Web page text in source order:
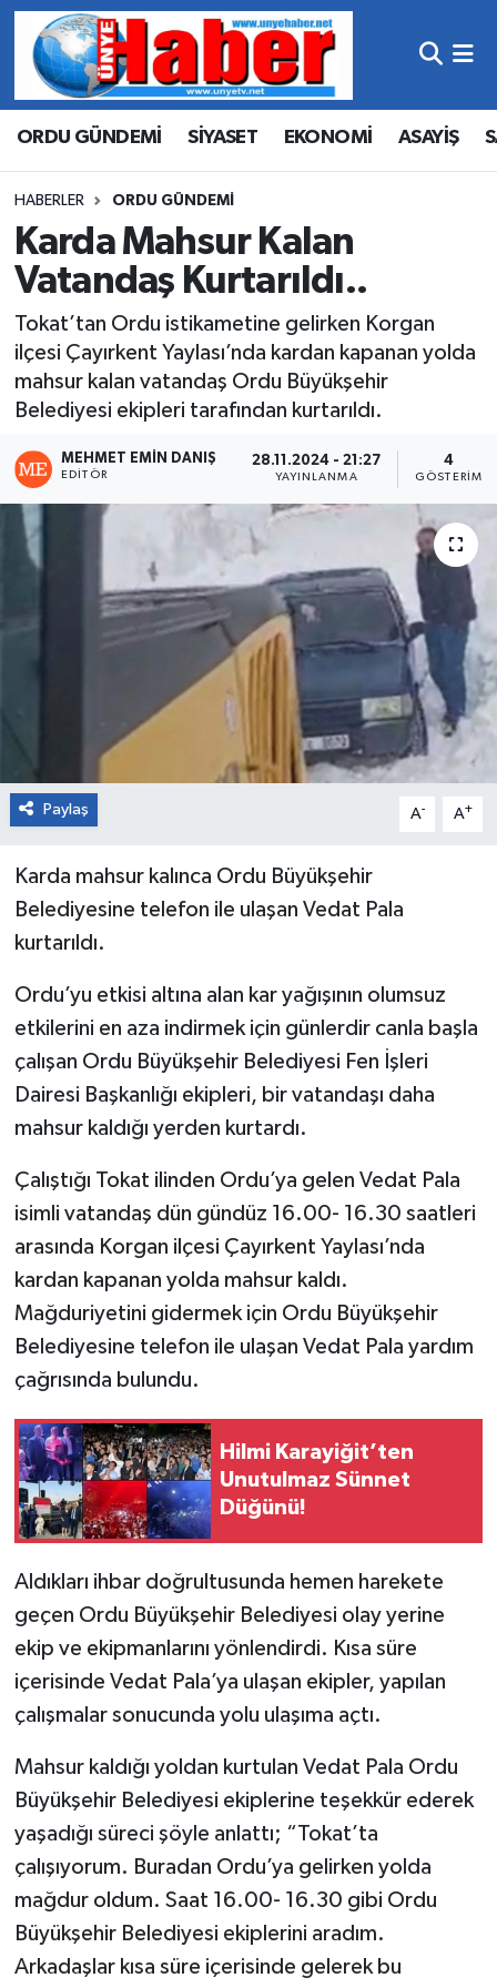
ORDU GÜNDEMİ SİYASET EKONOMİ ASAYİŞ
HABERLER ORDU GÜNDEMİ
Karda Mahsur Kalan
Vatandaş Kurtarıldı..
Tokat’tan Ordu istikametine gelirken Korgan
ilçesi Çayırkent Yaylası’nda kardan kapanan yolda
mahsur kalan vatandaş Ordu Büyükşehir
Belediyesi ekipleri tarafından kurtarıldı.
MEHMET EMIN DANIŞ
EDITÖR
28.11.2024 - 21:27
YAYINLANMA
4
GÖSTERIM
Paylaş A- A+
Karda mahsur kalınca Ordu Büyükşehir
Belediyesine telefon ile ulaşan Vedat Pala
kurtarıldı.
Ordu’yu etkisi altına alan kar yağışının olumsuz
etkilerini en aza indirmek için günlerdir canla başla
çalışan Ordu Büyükşehir Belediyesi Fen İşleri
Dairesi Başkanlığı ekipleri, bir vatandaşı daha
mahsur kaldığı yerden kurtardı.
Çalıştığı Tokat ilinden Ordu’ya gelen Vedat Pala
isimli vatandaş dün gündüz 16.00- 16.30 saatleri
arasında Korgan ilçesi Çayırkent Yaylası’nda
kardan kapanan yolda mahsur kaldı.
Mağduriyetini gidermek için Ordu Büyükşehir
Belediyesine telefon ile ulaşan Vedat Pala yardım
çağrısında bulundu.
Hilmi Karayiğit’ten
Unutulmaz Sünnet
Düğünü!
Aldıkları ihbar doğrultusunda hemen harekete
geçen Ordu Büyükşehir Belediyesi olay yerine
ekip ve ekipmanlarını yönlendirdi. Kısa süre
içerisinde Vedat Pala’ya ulaşan ekipler, yapılan
çalışmalar sonucunda yolu ulaşıma açtı.
Mahsur kaldığı yoldan kurtulan Vedat Pala Ordu
Büyükşehir Belediyesi ekiplerine teşekkür ederek
yaşadığı süreci şöyle anlattı; “Tokat’ta
çalışıyorum. Buradan Ordu’ya gelirken yolda
mağdur oldum. Saat 16.00- 16.30 gibi Ordu
Büyükşehir Belediyesi ekiplerini aradım.
Arkadaşlar kısa süre içerisinde gelerek bu
Hava Durumu
Trafik Durumu
Süper Lig Puan Durumu ve Fikstür
Tüm Manşetler
Haber Arşivi